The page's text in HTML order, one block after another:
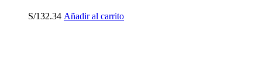
S/132.34 Añadir al carrito